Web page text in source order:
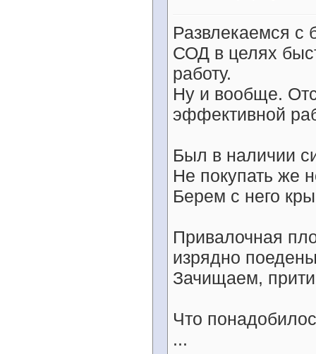
Развлекаемся с
СОД в целях
работу.
Ну и вообще.
эффективной
Был в наличии
Не покупать же
Берем с него
Привалочная
изрядно
Зачищаем,
Что
...